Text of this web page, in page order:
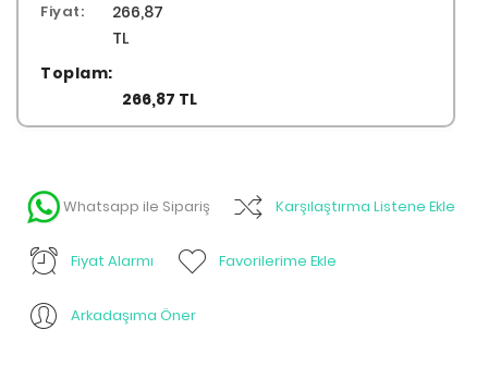
Fiyat:
266,87
TL
Toplam:
266,87 TL
Whatsapp ile Sipariş Karşılaştırma Listene Ekle
Fiyat Alarmı Favorilerime Ekle
Arkadaşıma Öner